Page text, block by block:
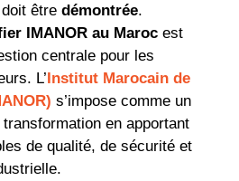
être démontrée.
IMANOR au Marocest
centrale pour les
L’Institut Marocain de
s’impose comme un
en apportant
de qualité, de sécurité et